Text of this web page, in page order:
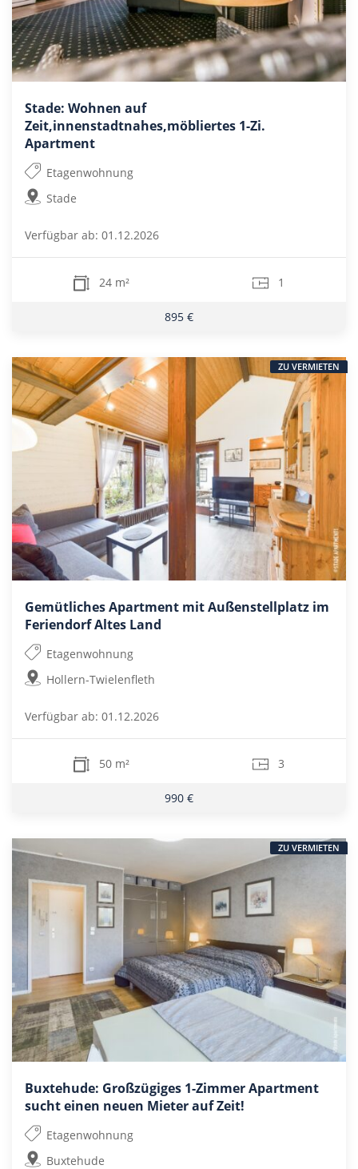
Stade: Wohnen auf
Zeit,innenstadtnahes,möbliertes 1-Zi.
Apartment
Etagenwohnung
Stade
Verfügbar ab: 01.12.2026
24 m² 1
895 €
Gemütliches Apartment mit Außenstellplatz im
Feriendorf Altes Land
Etagenwohnung
Hollern-Twielenfleth
Verfügbar ab: 01.12.2026
50 m² 3
990 €
ZU VERMIETEN
Buxtehude: Großzügiges 1-Zimmer Apartment
sucht einen neuen Mieter auf Zeit!
Etagenwohnung
Buxtehude
ZU VERMIETEN